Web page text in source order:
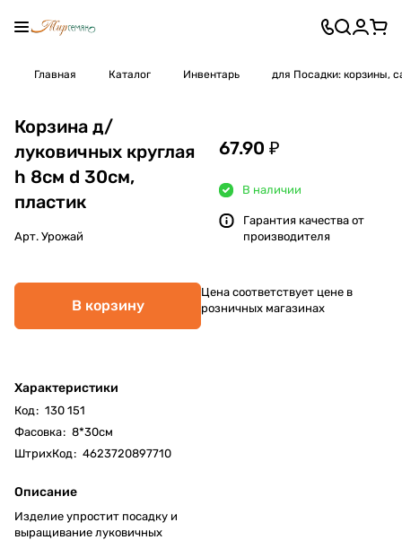
Главная Каталог Инвентарь для Посадки: корзины,
Корзина д/
луковичных круглая
h 8см d 30см,
пластик
Арт. Урожай
В корзину
Характеристики
Код: 130 151
Фасовка: 8*30см
ШтрихКод: 4623720897710
Описание
Изделие упростит посадку и
выращивание луковичных
67.90 ₽
В наличии
Гарантия качества от
производителя
Цена соответствует цене в
розничных магазинах